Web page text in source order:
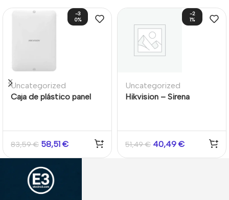
-3
0%
Uncategorized
Caja de plástico panel
83,59€ 58,51 €
-2
1%
Uncategorized
Hikvision – Sirena
51,49€ 40,49 €